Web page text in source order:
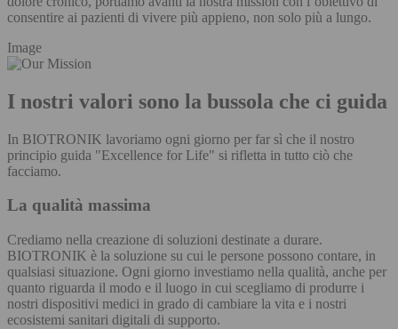
consentire ai pazienti di vivere più appieno, non solo più a lungo.
Image
I nostri valori sono la bussola che ci guida
In BIOTRONIK lavoriamo ogni giorno per far sì che il nostro
principio guida "Excellence for Life" si rifletta in tutto ciò che
facciamo.
La qualità massima
Crediamo nella creazione di soluzioni destinate a durare.
BIOTRONIK è la soluzione su cui le persone possono contare, in
qualsiasi situazione. Ogni giorno investiamo nella qualità, anche per
quanto riguarda il modo e il luogo in cui scegliamo di produrre i
nostri dispositivi medici in grado di cambiare la vita e i nostri
ecosistemi sanitari digitali di supporto.